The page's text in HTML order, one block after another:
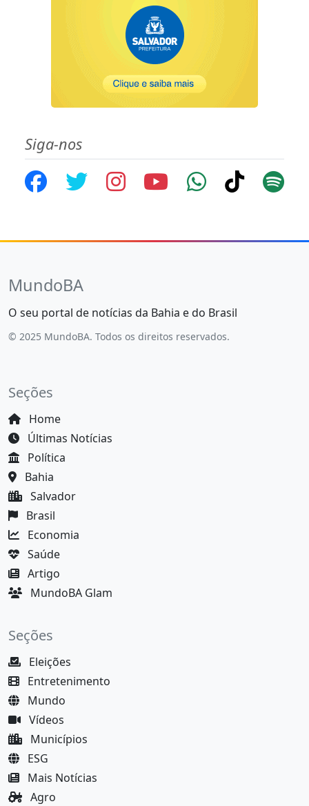
Siga-nos
MundoBA
O seu portal de notícias da Bahia e do Brasil
© 2025 MundoBA. Todos os direitos reservados.
Seções
Home
Últimas Notícias
Política
Bahia
Salvador
Brasil
Economia
Saúde
Artigo
MundoBA Glam
Seções
Eleições
Entretenimento
Mundo
Vídeos
Municípios
ESG
Mais Notícias
Agro